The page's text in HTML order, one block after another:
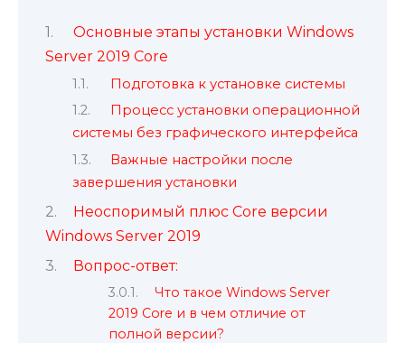
Основные этапы установки Windows
Server 2019 Core
Подготовка к установке системы
Процесс установки операционной
системы без графического интерфейса
Важные настройки после
завершения установки
Неоспоримый плюс Core версии
Windows Server 2019
Вопрос-ответ:
Что такое Windows Server
2019 Core и в чем отличие от
полной версии?